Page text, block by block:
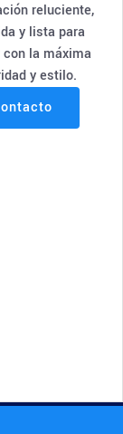
reluciente,
y lista para
con la máxima
y estilo.